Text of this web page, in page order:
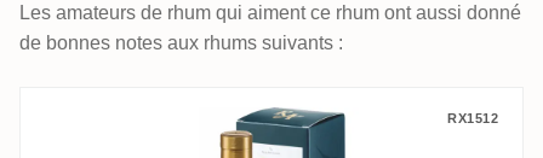
Les amateurs de rhum qui aiment ce rhum ont aussi donné
de bonnes notes aux rhums suivants :
Licorera Cihuatán Rum Artesanal ElRX1512